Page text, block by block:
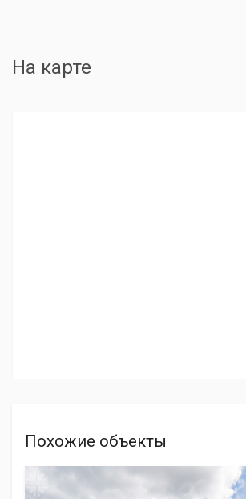
На карте
Похожие объекты